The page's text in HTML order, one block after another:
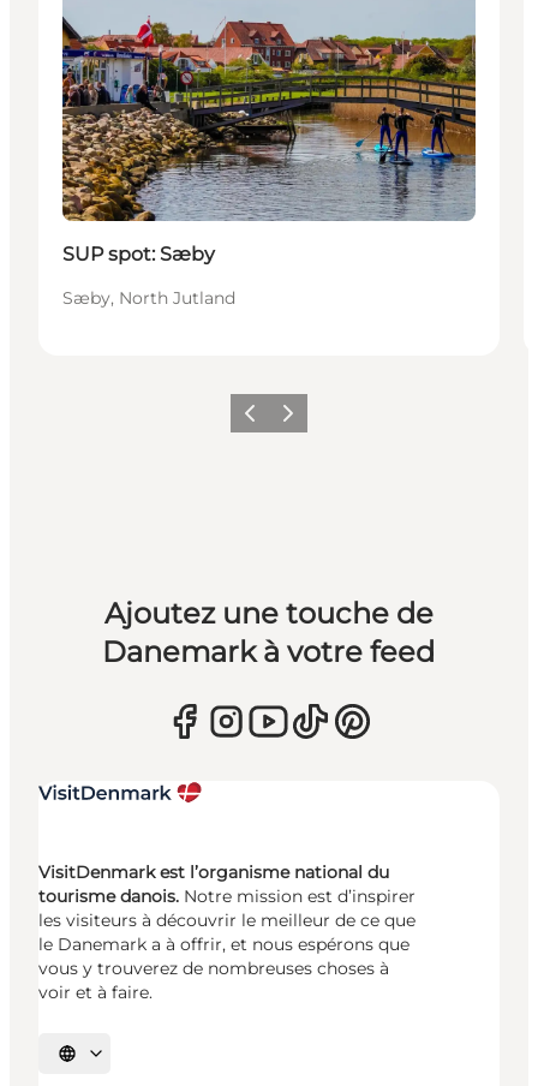
SUP spot: Sæby
Sæby, North Jutland
PrécédentSuivant
Ajoutez une touche de
Danemark à votre feed
VisitDenmark est l’organisme national du
tourisme danois. Notre mission est d’inspirer
les visiteurs à découvrir le meilleur de ce que
le Danemark a à offrir, et nous espérons que
vous y trouverez de nombreuses choses à
voir et à faire.
Choisissez la langue